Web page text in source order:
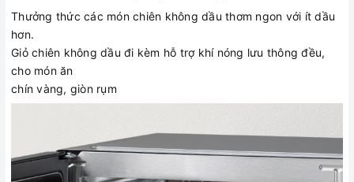
Thưởng thức các món chiên không dầu thơm ngon với ít dầu
hơn.
Giỏ chiên không dầu đi kèm hỗ trợ khí nóng lưu thông đều,
cho món ăn
chín vàng, giòn rụm